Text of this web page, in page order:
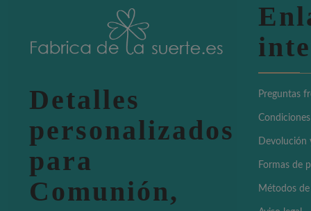
Detalles
personalizados
para
Comunión,
Preguntas
Devolución
Formas de
Métodos